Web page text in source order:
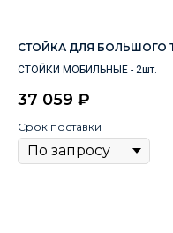
СТОЙКА ДЛЯ БОЛЬШОГО
СТОЙКИ МОБИЛЬНЫЕ - 2шт.
37 059 ₽
Срок поставки